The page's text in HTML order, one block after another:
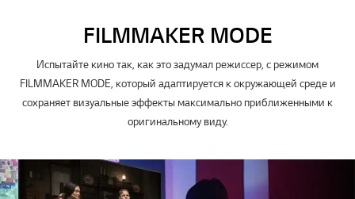
FILMMAKER MODE
Испытайте кино так, как это задумал режиссер, с режимом
FILMMAKER MODE, который адаптируется к окружающей среде и
сохраняет визуальные эффекты максимально приближенными к
оригинальному виду.